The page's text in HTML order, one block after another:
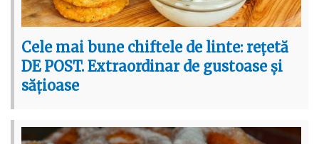
Cele mai bune chiftele de linte: rețetă
DE POST. Extraordinar de gustoase și
sățioase